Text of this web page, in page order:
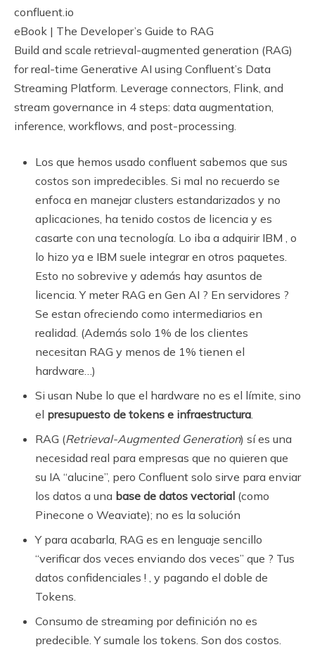
confluent.io
eBook | The Developer’s Guide to RAG
Build and scale retrieval-augmented generation (RAG)
for real-time Generative AI using Confluent’s Data
Streaming Platform. Leverage connectors, Flink, and
stream governance in 4 steps: data augmentation,
inference, workflows, and post-processing.
Los que hemos usado confluent sabemos que sus
costos son impredecibles. Si mal no recuerdo se
enfoca en manejar clusters estandarizados y no
aplicaciones, ha tenido costos de licencia y es
casarte con una tecnología. Lo iba a adquirir IBM , o
lo hizo ya e IBM suele integrar en otros paquetes.
Esto no sobrevive y además hay asuntos de
licencia. Y meter RAG en Gen AI ? En servidores ?
Se estan ofreciendo como intermediarios en
realidad. (Además solo 1% de los clientes
necesitan RAG y menos de 1% tienen el
hardware…)
Si usan Nube lo que el hardware no es el límite, sino
el presupuesto de tokens e infraestructura.
RAG (Retrieval-Augmented Generation) sí es una
necesidad real para empresas que no quieren que
su IA “alucine”, pero Confluent solo sirve para enviar
los datos a una base de datos vectorial (como
Pinecone o Weaviate); no es la solución
Y para acabarla, RAG es en lenguaje sencillo
“verificar dos veces enviando dos veces” que ? Tus
datos confidenciales ! , y pagando el doble de
Tokens.
Consumo de streaming por definición no es
predecible. Y sumale los tokens. Son dos costos.